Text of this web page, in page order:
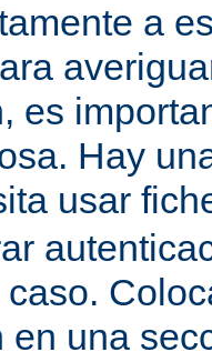
a
es
Hay
usar
en una